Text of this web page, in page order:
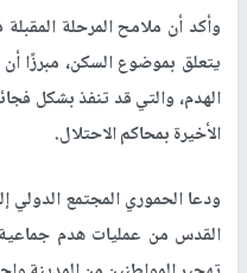
وأكد أن ملامح المرحلة
يتعلق بموضوع السكن، مبرزًا أن
الهدم، والتي قد تنفذ بشكل
الأخيرة بمحاكم الاحتلال.
ودعا الحموري المجتمع
القدس من عمليات هدم